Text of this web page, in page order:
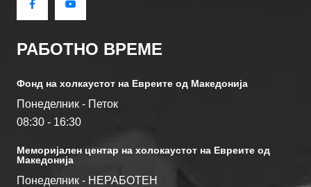
РАБОТНО ВРЕМЕ
Фонд на холкаустот на Евреите од Македониjа
Понеделник - Петок
08:30 - 16:30
Меморијален центар на холокаустот на Евреите од
Македонија
Понеделник - НЕРАБОТЕН